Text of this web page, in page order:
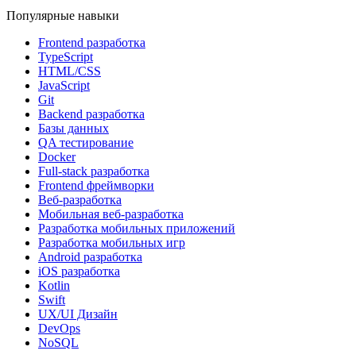
Популярные навыки
Frontend разработка
TypeScript
HTML/CSS
JavaScript
Git
Backend разработка
Базы данных
QA тестирование
Docker
Full-stack разработка
Frontend фреймворки
Веб-разработка
Мобильная веб-разработка
Разработка мобильных приложений
Разработка мобильных игр
Android разработка
iOS разработка
Kotlin
Swift
UX/UI Дизайн
DevOps
NoSQL